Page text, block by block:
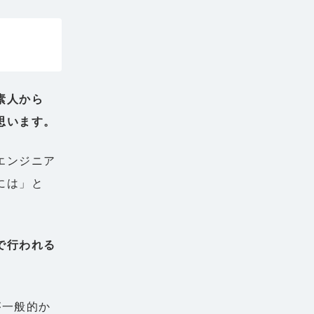
人から
ます。
ンジニア
は」と
行われる
般的か